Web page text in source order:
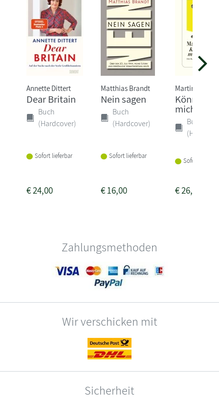
Annette Dittert
Dear Britain
Buch
(Hardcover)
Sofort lieferbar
€24,00
Matthias Brandt
Nein sagen
Buch
(Hardcover)
Sofort lieferbar
€16,00
Martin Suter
Können
mich
Buch
Sofort
€26,00
Zahlungsmethoden
Wir verschicken mit
Sicherheit